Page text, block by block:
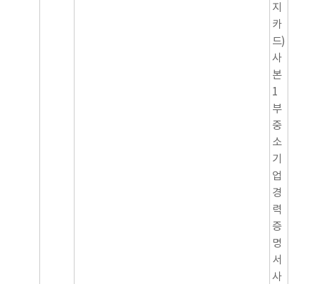
지
카
드)
사
본
1
부
중
소
기
업
경
력
증
명
서
사